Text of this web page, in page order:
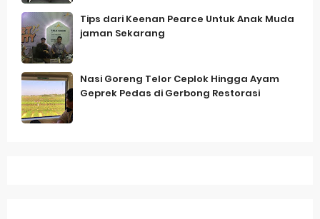
Tips dari Keenan Pearce Untuk Anak Muda
jaman Sekarang
Nasi Goreng Telor Ceplok Hingga Ayam
Geprek Pedas di Gerbong Restorasi